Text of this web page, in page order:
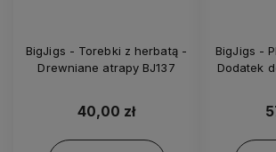
BigJigs - Torebki z herbatą -
Drewniane atrapy BJ137
40,00 zł
BigJigs -
Dodatek